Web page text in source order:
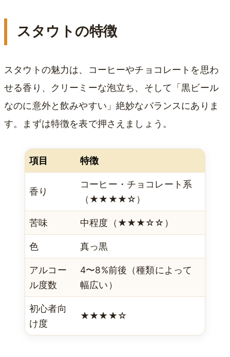
スタウトの特徴
スタウトの魅力は、コーヒーやチョコレートを思わ
せる香り、クリーミーな泡立ち、そして「黒ビール
なのに意外と飲みやすい」絶妙なバランスにありま
す。まずは特徴を表で押さえましょう。
項目 特徴
香り
コーヒー・チョコレート系
（★★★★☆）
苦味 中程度（★★★☆☆）
色 真っ黒
アルコー
ル度数
4〜8%前後（種類によって
幅広い）
初心者向
け度
★★★★☆